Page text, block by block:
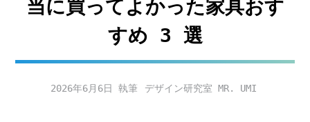
当に買ってよかった家具おす
すめ 3 選
2026年6月6日 デザイン研究室 MR. UMI